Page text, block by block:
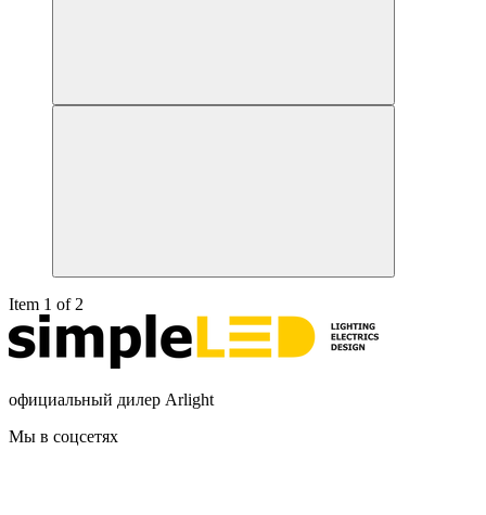
Item 1 of 2
официальный дилер Arlight
Мы в соцсетях